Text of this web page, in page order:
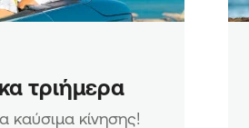
τριήμερα
καύσιμα κίνησης!